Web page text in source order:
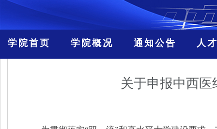
学院首页 学院概况 通知公告 人
关于申报中西